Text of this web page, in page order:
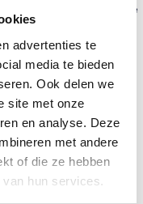
advertenties te
media te bieden
Ook delen we
site met onze
en analyse. Deze
met andere
of die ze hebben
hun services.
zit een duidelijke
kunt.
hoeken (25 x 64 x